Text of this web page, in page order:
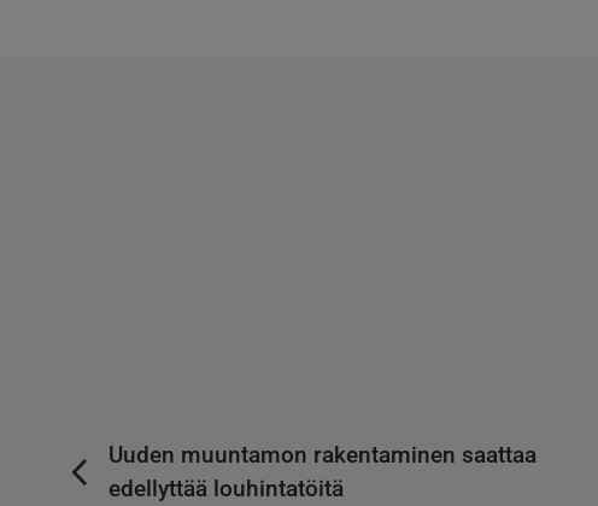
Uuden muuntamon rakentaminen saattaa
edellyttää louhintatöitä